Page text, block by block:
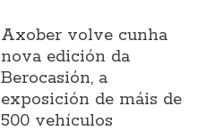
Axober volve cunha
nova edición da
Berocasión, a
exposición de máis de
500 vehículos